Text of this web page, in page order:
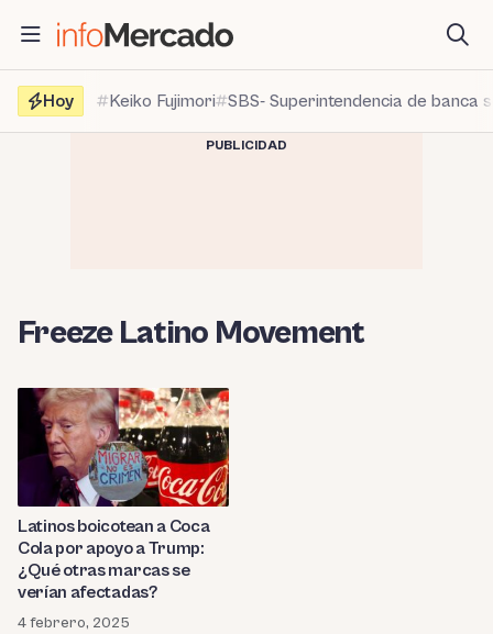
contenido
Hoy
Keiko Fujimori SBS- Superintendencia de banca
PUBLICIDAD
Freeze Latino Movement
Latinos boicotean a Coca
Cola por apoyo a Trump:
¿Qué otras marcas se
verían afectadas?
4 febrero, 2025